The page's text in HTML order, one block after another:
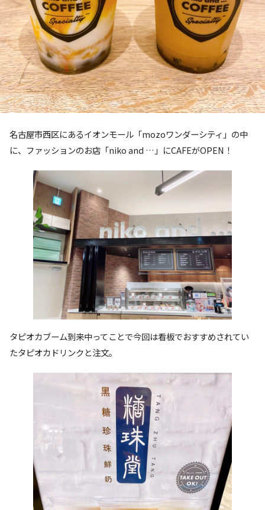
名古屋市西区にあるイオンモール「mozoワンダーシティ」の中
に、ファッションのお店「niko and …」にCAFEがOPEN！
タピオカブーム到来中ってことで今回は看板でおすすめされてい
たタピオカドリンクと注文。